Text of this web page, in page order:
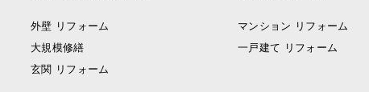
外壁 リフォーム
大規模修繕
玄関 リフォーム
マンション リフォーム
一戸建て リフォーム